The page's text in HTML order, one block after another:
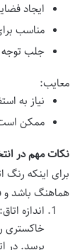
ایجاد
مناسب
جلب
معایب:
نیاز به
ممکن است
نکات مهم در
برای اینکه رنگ
هماهنگ باشد و
اندازه اتاق
خاکستری
برسد. در